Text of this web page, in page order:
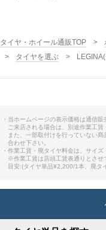
タイヤ・ホイール通販TOP
タイヤを選ぶ
・当ホームページの表示価格は通信
ご来店される場合は、別途作業工賃
また、一部取付けを行っていない
合わせ下さい。
・作業工賃・廃タイヤ料金は、サイズ
※作業工賃は店頭工賃表通りとさせ
目安:(タイヤ単品¥2,200/1本、廃タ